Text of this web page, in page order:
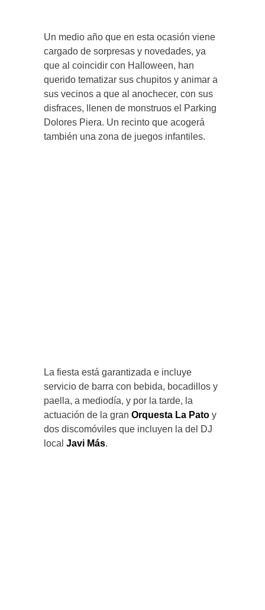
Un medio año que en esta ocasión viene
cargado de sorpresas y novedades, ya
que al coincidir con Halloween, han
querido tematizar sus chupitos y animar a
sus vecinos a que al anochecer, con sus
disfraces, llenen de monstruos el Parking
Dolores Piera. Un recinto que acogerá
también una zona de juegos infantiles.
La fiesta está garantizada e incluye
servicio de barra con bebida, bocadillos y
paella, a mediodía, y por la tarde, la
actuación de la gran Orquesta La Pato y
dos discomóviles que incluyen la del DJ
local Javi Más.